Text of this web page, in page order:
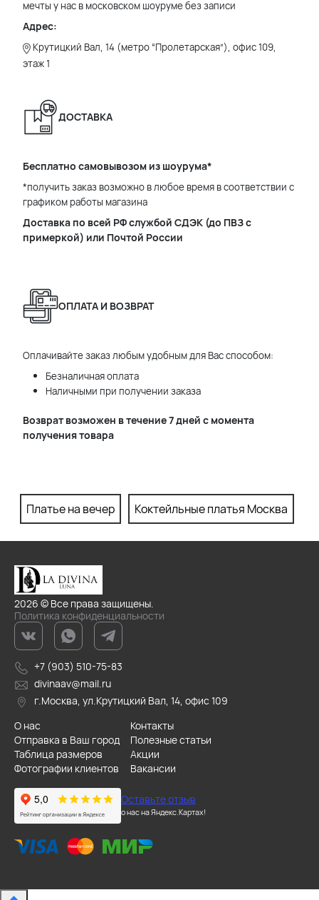
мечты у нас в московском шоуруме без записи
Адрес:
Крутицкий Вал, 14 (метро “Пролетарская”), офис 109,
этаж 1
ДОСТАВКА
Бесплатно самовывозом из шоурума*
*получить заказ возможно в любое время в соответствии с
графиком работы магазина
Доставка по всей РФ службой СДЭК (до ПВЗ с
примеркой) или Почтой России
ОПЛАТА И ВОЗВРАТ
Оплачивайте заказ любым удобным для Вас способом:
Безналичная оплата
Наличными при получении заказа
Возврат возможен в течение 7 дней с момента
получения товара
Платье на вечер Коктейльные платья Москва
2026 © Все права защищены.
Политика конфиденциальности
+7 (903) 510-75-83
divinaav@mail.ru
г.Москва, ул.Крутицкий Вал, 14, офис 109
О нас
Контакты
Отправка в Ваш город
Полезные статьи
Таблица размеров
Акции
Фотографии клиентов
Вакансии
Оставьте отзыв
о нас на Яндекс.Картах!